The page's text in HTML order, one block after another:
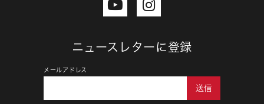
ニュースレターに登録
メールアドレス
送信